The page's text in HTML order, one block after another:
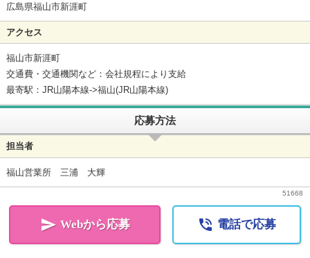
広島県福山市新涯町
アクセス
福山市新涯町
交通費・交通機関など：会社規程により支給
最寄駅：JR山陽本線->福山(JR山陽本線)
応募方法
担当者
福山営業所 三浦 大輝
51668
 Webから応募  電話で応募